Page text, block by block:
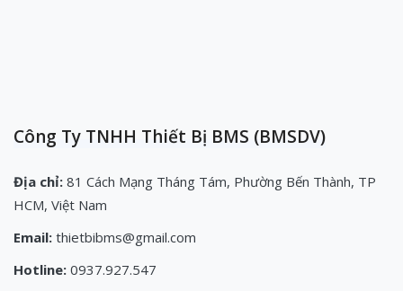
Công Ty TNHH Thiết Bị BMS (BMSDV)
Địa chỉ: 81 Cách Mạng Tháng Tám, Phường Bến Thành, TP
HCM, Việt Nam
Email: thietbibms@gmail.com
Hotline: 0937.927.547